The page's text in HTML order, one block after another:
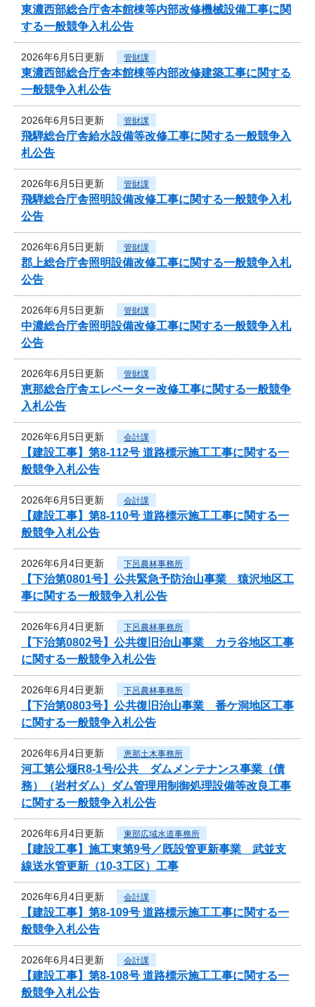
東濃西部総合庁舎本館棟等内部改修機械設備工事に関
する一般競争入札公告
2026年6月5日更新 管財課
東濃西部総合庁舎本館棟等内部改修建築工事に関する
一般競争入札公告
2026年6月5日更新 管財課
飛騨総合庁舎給水設備等改修工事に関する一般競争入
札公告
2026年6月5日更新 管財課
飛騨総合庁舎照明設備改修工事に関する一般競争入札
公告
2026年6月5日更新 管財課
郡上総合庁舎照明設備改修工事に関する一般競争入札
公告
2026年6月5日更新 管財課
中濃総合庁舎照明設備改修工事に関する一般競争入札
公告
2026年6月5日更新 管財課
恵那総合庁舎エレベーター改修工事に関する一般競争
入札公告
2026年6月5日更新 会計課
【建設工事】第8-112号 道路標示施工工事に関する一
般競争入札公告
2026年6月5日更新 会計課
【建設工事】第8-110号 道路標示施工工事に関する一
般競争入札公告
2026年6月4日更新 下呂農林事務所
【下治第0801号】公共緊急予防治山事業 猿沢地区工
事に関する一般競争入札公告
2026年6月4日更新 下呂農林事務所
【下治第0802号】公共復旧治山事業 カラ谷地区工事
に関する一般競争入札公告
2026年6月4日更新 下呂農林事務所
【下治第0803号】公共復旧治山事業 番ケ洞地区工事
に関する一般競争入札公告
2026年6月4日更新 恵那土木事務所
河工第公堰R8-1号/公共 ダムメンテナンス事業（債
務）（岩村ダム）ダム管理用制御処理設備等改良工事
に関する一般競争入札公告
2026年6月4日更新 東部広域水道事務所
【建設工事】施工東第9号／既設管更新事業 武並支
線送水管更新（10-3工区）工事
2026年6月4日更新 会計課
【建設工事】第8-109号 道路標示施工工事に関する一
般競争入札公告
2026年6月4日更新 会計課
【建設工事】第8-108号 道路標示施工工事に関する一
般競争入札公告